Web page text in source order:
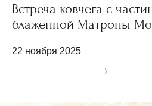
Встреча ковчега с
блаженной Матроны
22 ноября 2025